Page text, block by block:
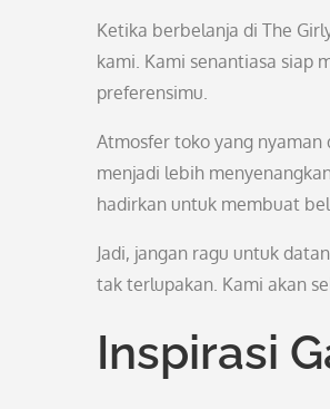
Ketika berbelanja di The
kami. Kami senantiasa siap
preferensimu.
Atmosfer toko yang
menjadi lebih
hadirkan untuk membuat
Jadi, jangan ragu untuk
tak terlupakan. Kami akan
Inspirasi